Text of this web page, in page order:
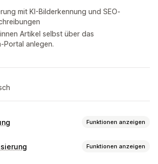
mit KI-Bilderkennung und SEO-
Artikel selbst über das
Portal anlegen.
Funktionen anzeigen
Funktionen anzeigen